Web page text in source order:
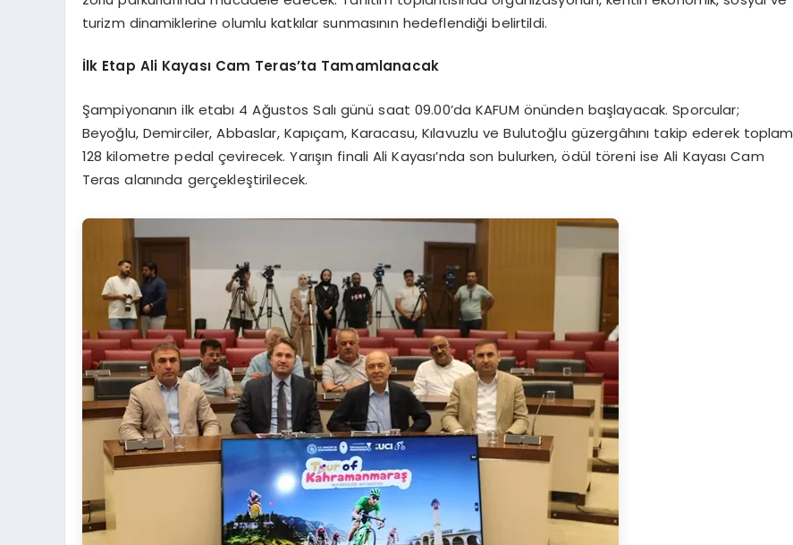
turizm dinamiklerine olumlu katkılar sunmasının hedeflendiği belirtildi.
İlk Etap Ali Kayası Cam Teras’ta Tamamlanacak
Şampiyonanın ilk etabı 4 Ağustos Salı günü saat 09.00’da KAFUM önünden başlayacak. Sporcular;
Beyoğlu, Demirciler, Abbaslar, Kapıçam, Karacasu, Kılavuzlu ve Bulutoğlu güzergâhını takip ederek toplam
128 kilometre pedal çevirecek. Yarışın finali Ali Kayası’nda son bulurken, ödül töreni ise Ali Kayası Cam
Teras alanında gerçekleştirilecek.